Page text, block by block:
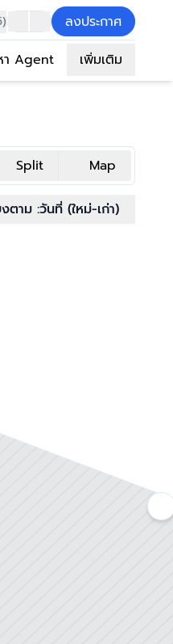
ลงประกาศ
า Agent เพิ่มเติม
Split Map
งตาม :วันที่ (ใหม่-เก่า)